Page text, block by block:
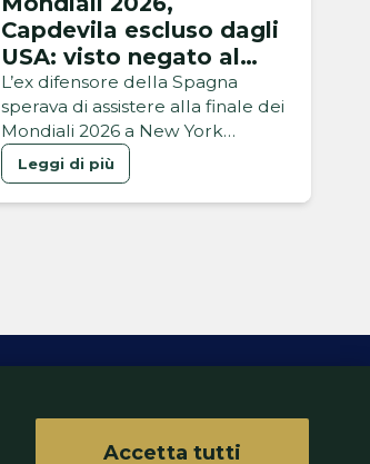
Capdevila escluso dagli
USA: visto negato al
campione del mondo
2010
L’ex difensore della Spagna
sperava di assistere alla finale dei
Mondiali 2026 a New York
insieme ai suoi ex compagni e ai
figli, ma il rifiuto dell’ESTA
potrebbe impedirgli di partire
Leggi di più
Accetta tutti